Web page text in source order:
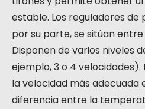
estable. Los reguladores de
por su parte, se sitúan
Disponen de varios niveles
ejemplo, 3 o 4
la velocidad más adecuada
diferencia entre la